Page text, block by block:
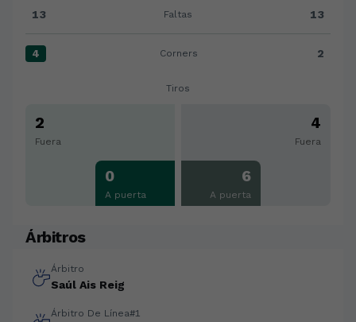
Faltas:Racing Club Ferrol 13 versus Córdoba CF 13
13 Faltas 13
Corners:Racing Club Ferrol 4 versus Córdoba CF 2
4 Corners 2
Tiros
2
Fuera
0
A puerta
4
Fuera
6
A puerta
Árbitros
Árbitro
Saúl Ais Reig
Árbitro De Línea#1